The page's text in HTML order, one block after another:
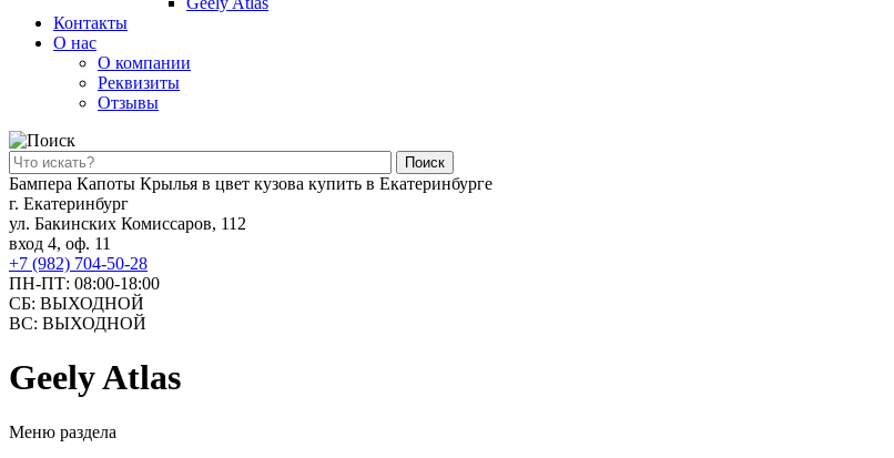
Контакты
О нас
О компании
Реквизиты
Отзывы
Поиск
Бампера Капоты Крылья в цвет кузова купить в Екатеринбурге
г. Екатеринбург
ул. Бакинских Комиссаров, 112
вход 4, оф. 11
+7 (982) 704-50-28
ПН-ПТ: 08:00-18:00
СБ: ВЫХОДНОЙ
ВС: ВЫХОДНОЙ
Geely Atlas
Меню раздела